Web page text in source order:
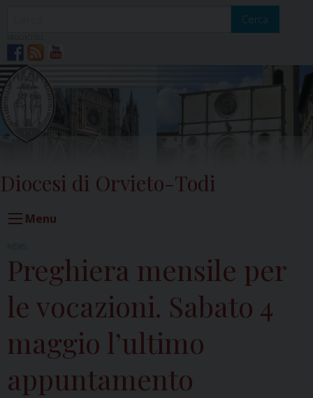
Cerca
Diocesi di Orvieto-Todi
Menu
NEWS
Preghiera mensile per
le vocazioni. Sabato 4
maggio l’ultimo
appuntamento